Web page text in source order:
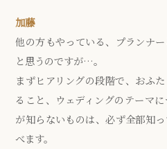
加藤
他の方もやっている、プランナ
と思うのですが…。
まずヒアリングの段階で、おふ
ること、ウェディングのテーマ
が知らないものは、必ず全部知
べます。